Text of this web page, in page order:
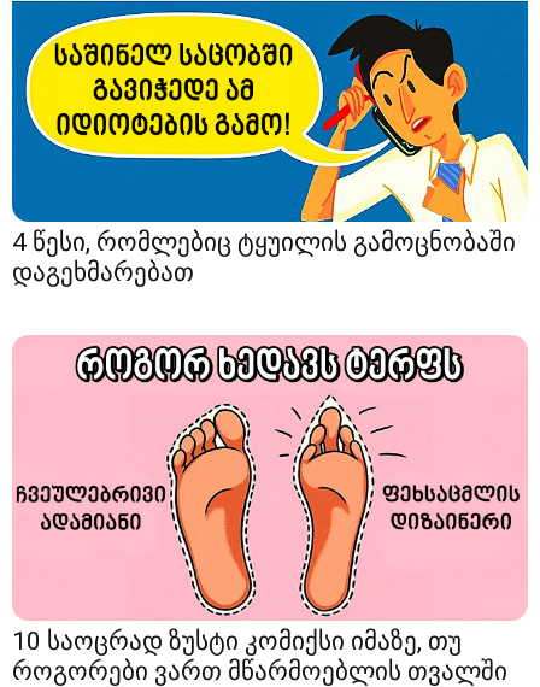
4 წესი, რომლებიც ტყუილის გამოცნობაში
დაგეხმარებათ
10 საოცრად ზუსტი კომიქსი იმაზე, თუ
როგორები ვართ მწარმოებლის თვალში